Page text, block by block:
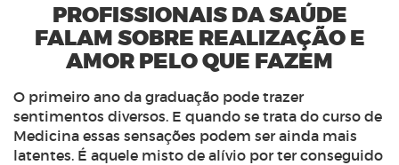
PROFISSIONAIS DA SAÚDE
FALAM SOBRE REALIZAÇÃO E
AMOR PELO QUE FAZEM
O primeiro ano da graduação pode trazer
sentimentos diversos. E quando se trata do curso de
Medicina essas sensações podem ser ainda mais
latentes. É aquele misto de alívio por ter conseguido